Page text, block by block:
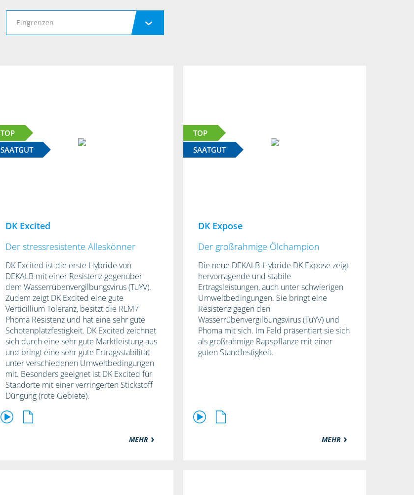
Eingrenzen
TOP
SAATGUT
DK Excited
Der stressresistente Alleskönner
DK Excited ist die erste Hybride von
DEKALB mit einer Resistenz gegenüber
dem Wasserrübenvergilbungsvirus (TuYV).
Zudem zeigt DK Excited eine gute
Verticillium Toleranz, besitzt die RLM7
Phoma Resistenz und hat eine sehr gute
Schotenplatzfestigkeit. DK Excited zeichnet
sich durch eine sehr gute Marktleistung aus
und bringt eine sehr gute Ertragsstabilität
unter verschiedenen Umweltbedingungen
mit. Besonders geeignet ist DK Excited für
Standorte mit einer verringerten Stickstoff
Düngung (rote Gebiete).
MEHR
TOP
SAATGUT
DK Expose
Der großrahmige Ölchampion
Die neue DEKALB-Hybride DK Expose zeigt
hervorragende und stabile
Ertragsleistungen, auch unter schwierigen
Umweltbedingungen. Sie bringt eine
Resistenz gegen den
Wasserrübenvergilbungsvirus (TuYV) und
Phoma mit sich. Im Feld präsentiert sie sich
als großrahmige Rapspflanze mit einer
guten Standfestigkeit.
MEHR